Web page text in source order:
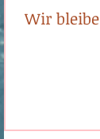
Wir